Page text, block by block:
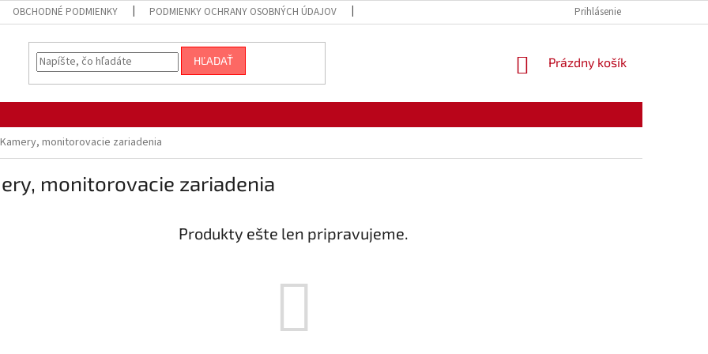
OBCHODNÉ PODMIENKY PODMIENKY OCHRANY OSOBNÝCH ÚDAJOV Prihlásenie
HĽADAŤ
NÁKUPNÝ
Prázdny košík
Kamery, monitorovacie zariadenia
monitorovacie zariadenia
Produkty ešte len pripravujeme.